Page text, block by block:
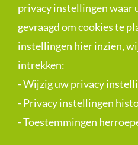
privacy instellingen waar
gevraagd om cookies te
instellingen hier inzien,
intrekken:
-Wijzig uw privacy
-Privacy instellingen
-Toestemmingen